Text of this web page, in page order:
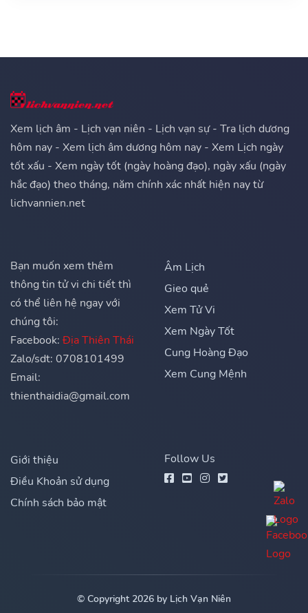
Xem lịch âm - Lịch vạn niên - Lịch vạn sự - Tra lịch dương
hôm nay - Xem lịch âm dương hôm nay - Xem Lịch ngày
tốt xấu - Xem ngày tốt (ngày hoàng đạo), ngày xấu (ngày
hắc đạo) theo tháng, năm chính xác nhất hiện nay từ
lichvannien.net
Bạn muốn xem thêm
thông tin tử vi chi tiết thì
có thể liên hệ ngay với
chúng tôi:
Facebook: Địa Thiên Thái
Zalo/sdt: 0708101499
Email:
thienthaidia@gmail.com
Âm Lịch
Gieo quẻ
Xem Tử Vi
Xem Ngày Tốt
Cung Hoàng Đạo
Xem Cung Mệnh
Giới thiệu
Điều Khoản sử dụng
Chính sách bảo mật
Follow Us
© Copyright 2026 by Lịch Vạn Niên